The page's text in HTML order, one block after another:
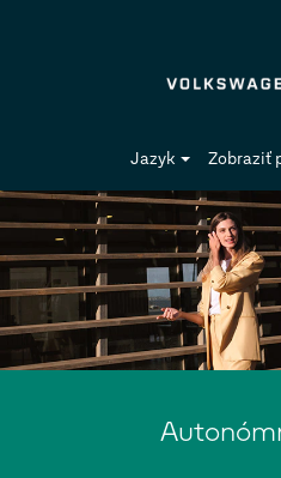
Jazyk Zobraziť
Autonómna
jazda